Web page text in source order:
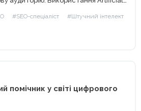
якість ТЗ і створювати...
#SEO-спеціаліст #Штучний інтелект
помічник у світі цифрового